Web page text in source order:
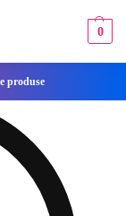
0
produse